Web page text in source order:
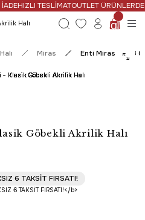
HIZLI TESLİMATOUTLET ÜRÜNLERDE
Miras Enti Miras 6808
Göbekli Akrilik Halı
GÜN KARGO
ÜRÜN
6 TAKSİT FIRSATI!